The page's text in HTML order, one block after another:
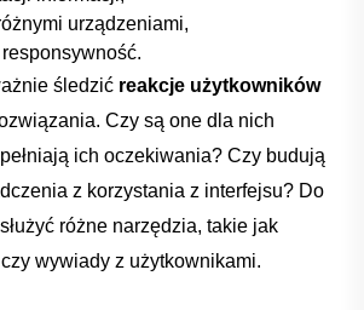
urządzeniami,
śledzić reakcje użytkowników
Czy są‍ one dla nich
ich oczekiwania? Czy budują⁢
z korzystania⁢ z ‌interfejsu? Do
różne narzędzia, takie jak
wywiady z użytkownikami.